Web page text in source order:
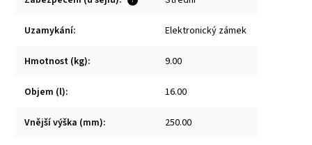
Uzamykání: Elektronický zámek
Hmotnost (kg): 9.00
Objem (l): 16.00
Vnější výška (mm): 250.00